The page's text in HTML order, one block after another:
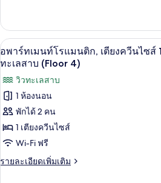
(Floor
2)
ทะเลสาบ
(Floor
2)
เม
นท์,
เตียง
ควีน
ไซส์
1
เตียง,
ระเบียง,
วิว
เกี่ยว
กับ
ซิก
เนเจอร์
พาร์
ท
เม
นท์,
เตียง
ไซส์
1
เตียง,
เปิด
ภาพถ่าย
ทั้งหมด
ของ
อ
พาร์
เม
อพาร์
1
อพาร์ทเมนท์โรแมนติก, เตียงควีนไซส์ 1
ทะเลสาบ (Floor 4)
วิวทะเลสาบ
1 ห้องนอน
พักได้ 2 คน
1 เตียงควีนไซส์
Wi-Fi ฟรี
รายละเอียดเพิ่มเติม
ราย